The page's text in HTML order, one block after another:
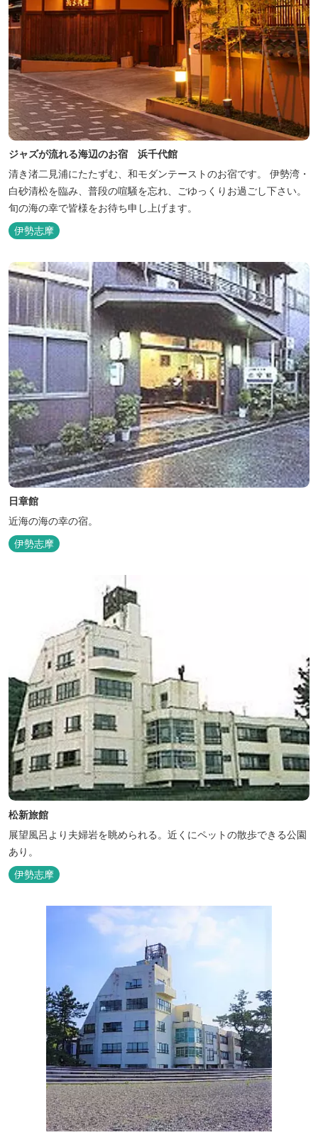
ジャズが流れる海辺のお宿 浜千代館
清き渚二見浦にたたずむ、和モダンテーストのお宿です。 伊勢湾・
白砂清松を臨み、普段の喧騒を忘れ、ごゆっくりお過ごし下さい。
旬の海の幸で皆様をお待ち申し上げます。
伊勢志摩
日章館
近海の海の幸の宿。
伊勢志摩
松新旅館
展望風呂より夫婦岩を眺められる。近くにペットの散歩できる公園
あり。
伊勢志摩